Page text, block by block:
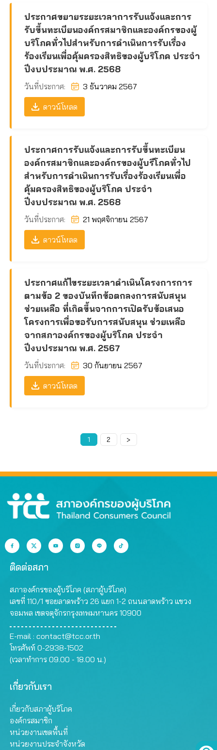
ประกาศขยายระยะเวลาการรับแจ้งและการ
รับขึ้นทะเบียนองค์กรสมาชิกและองค์กรของผู้
บริโภคทั่วไปสำหรับการดำเนินการรับเรื่อง
ร้องเรียนเพื่อคุ้มครองสิทธิของผู้บริโภค ประจำ
ปีงบประมาณ พ.ศ. 2568
วันที่ประกาศ: 3 ธันวาคม 2567
ดาวน์โหลด
ประกาศการรับแจ้งและการรับขึ้นทะเบียน
องค์กรสมาชิกและองค์กรของผู้บรีโภคทั่วไป
สำหรับการดำเนินการรับเรื่องร้องเรียนเพื่อ
คุ้มครองสิทธิของผู้บริโภค ประจำ
ปีงบประมาณ พ.ศ. 2568
วันที่ประกาศ: 21 พฤศจิกายน 2567
ดาวน์โหลด
ประกาศแก้ไขระยะเวลาดำเนินโครงการการ
ตามข้อ 2 ของบันทึกข้อตกลงการสนับสนุน
ช่วยเหลือ ที่เกิดขึ้นจากการเปิดรับข้อเสนอ
โครงการเพื่อขอรับการสนับสนุน ช่วยเหลือ
จากสภาองค์กรของผู้บริโภค ประจำ
ปีงบประมาณ พ.ศ. 2567
วันที่ประกาศ: 30 กันยายน 2567
ดาวน์โหลด
Page
1 Page
2 >
ติดต่อสภา
สภาองค์กรของผู้บริโภค (สภาผู้บริโภค)
เลขที่ 110/1 ซอยลาดพร้าว 26 แยก 1-2 ถนนลาดพร้าว แขวง
จอมพล เขตจตุจักรกรุงเทพมหานคร 10900
E-mail : contact@tcc.or.th
โทรศัพท์ 0-2938-1502
(เวลาทำการ 09.00 - 18.00 น.)
เกี่ยวกับเรา
เกี่ยวกับสภาผู้บริโภค
องค์กรสมาชิก
หน่วยงานเขตพื้นที่
หน่วยงานประจำจังหวัด